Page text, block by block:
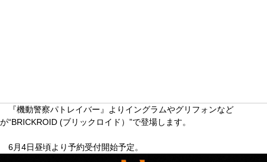
『機動警察パトレイバー』よりイングラムやグリフォンなど
が“BRICKROID (ブリックロイド）”で登場します。
6月4日昼頃より予約受付開始予定。